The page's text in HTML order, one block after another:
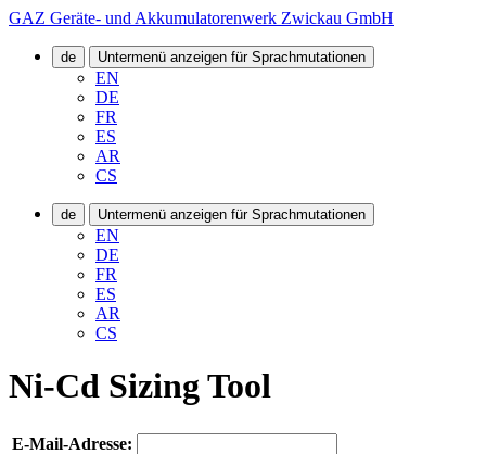
GAZ Geräte- und Akkumulatorenwerk Zwickau GmbH
de Untermenü anzeigen für Sprachmutationen
EN
DE
FR
ES
AR
CS
de Untermenü anzeigen für Sprachmutationen
EN
DE
FR
ES
AR
CS
Ni-Cd Sizing Tool
E-Mail-Adresse: